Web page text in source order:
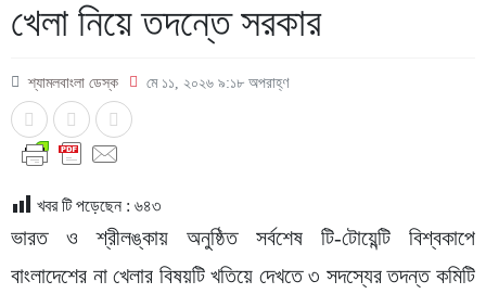
খেলা নিয়ে তদন্তে সরকার
শ্যামলবাংলা ডেস্ক মে ১১, ২০২৬ ৯:১৮ অপরাহ্ণ
খবর টি পড়েছেন : ৬৪৩
ভারত ও শ্রীলঙ্কায় অনুষ্ঠিত সর্বশেষ টি-টোয়েন্টি বিশ্বকাপে
বাংলাদেশের না খেলার বিষয়টি খতিয়ে দেখতে ৩ সদস্যের তদন্ত কমিটি